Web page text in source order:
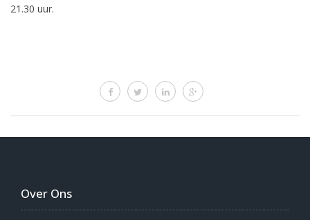
21.30 uur.
Over Ons